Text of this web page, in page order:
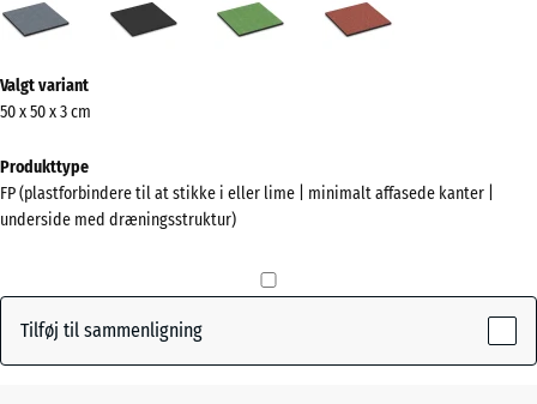
(active)
information
om
farverne?
Vis
farvepalette
Antracit - 4,00 kr.
Valgt variant
50 x 50 x 3 cm
Produkttype
FP (plastforbindere til at stikke i eller lime | minimalt affasede kanter |
underside med dræningsstruktur)
Tilføj til sammenligning